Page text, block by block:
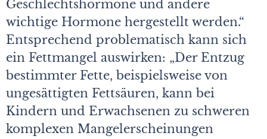
Geschlechtshormone und andere
wichtige Hormone hergestellt werden.“
Entsprechend problematisch kann sich
ein Fettmangel auswirken: „Der Entzug
bestimmter Fette, beispielsweise von
ungesättigten Fettsäuren, kann bei
Kindern und Erwachsenen zu schweren
komplexen Mangelerscheinungen